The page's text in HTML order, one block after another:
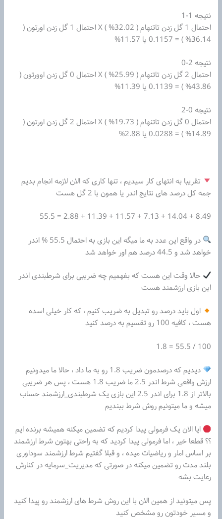
نتیجه 1-1
احتمال 1 گل زدن تاتنهام ( 32.02% ) X احتمال 1 گل زدن اورتون (
36.14% ) = 0.1157 یا 11.57%
نتیجه 2-0
احتمال 2 گل زدن تاتنهام ( 25.99% ) X احتمال 0 گل زدن اوورتون (
43.86% ) = 0.1139 یا 11.39%
نتیجه 0-2
احتمال 0 گل زدن تاتنهام ( 19.73% ) X احتمال 2 گل زدن اورتون (
14.89% ) = 0.0288 یا 2.88%
تقریبا به انتهای کار سیدیم ، تنها کاری که الان لازمه انجام بدیم
جمه کل درصد های نتایج اندر یا همون با 2 گل هست
8.49 + 14.04 + 7.13 + 11.57 + 11.39 + 2.88 = 55.5
در واقع این عدد به ما میگه این بازی به احتمال 55.5 % اندر
خواهد شد و 44.5 درصد هم اور خواهد شد
حالا وقت این هست که بفهمیم چه ضریبی برای شرطبندی اندر
این بازی ارزشمند هست
اول باید درصد رو تبدیل به ضریب کنیم ، که کار خیلی اسده
هست ، کافیه 100 رو تقسیم به درصد کنید
100 / 55.5 = 1.8
دیدیم که درصدمون ضریب 1.8 رو به ما داد ، حالا ما میدونیم
ارزش واقعی شرط اندر 2.5 ما ضریب 1.8 هست ، پس هر ضریبی
بالاتر از 1.8 برای اندر 2.5 این بازی یک شرطبندی_ارزشمند حساب
میشه و ما میتونیم روش شرط ببندیم
ایا الان یک فرمولی پیدا کردیم که تضمین میکنه همیشه برنده ایم
؟؟ قطعا خیر ، اما فرمولی پیدا کردید که به راحتی بهتون شرط ارزشمند
بر اساس امار و ریاضیات میده ، و قبلا گفتیم شرط ارزشمند سوداوری
بلند مدت رو تضمین میکنه در صورتی که مدیریت_سرمایه در کنارش
رعایت بشه
پس میتونید از همین الان با این روش شرط های ارزشمند رو پیدا کنید
و مسیر خودتون رو مشخص کنید